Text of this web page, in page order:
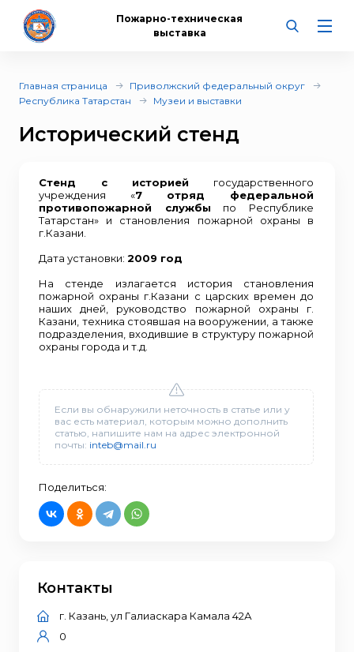
Пожарно-техническая
выставка
Главная страница
Приволжский федеральный округ
Республика Татарстан
Музеи и выставки
Исторический стенд
Стенд с историей государственного
учреждения «7 отряд федеральной
противопожарной службы по Республике
Татарстан» и становления пожарной охраны в
г.Казани.
Дата установки: 2009 год
На стенде излагается история становления
пожарной охраны г.Казани с царских времен до
наших дней, руководство пожарной охраны г.
Казани, техника стоявшая на вооружении, а также
подразделения, входившие в структуру пожарной
охраны города и т.д.
Если вы обнаружили неточность в статье или у
вас есть материал, которым можно дополнить
статью, напишите нам на адрес электронной
почты: inteb@mail.ru
Поделиться:
Контакты
г. Казань, ул Галиаскара Камала 42А
0